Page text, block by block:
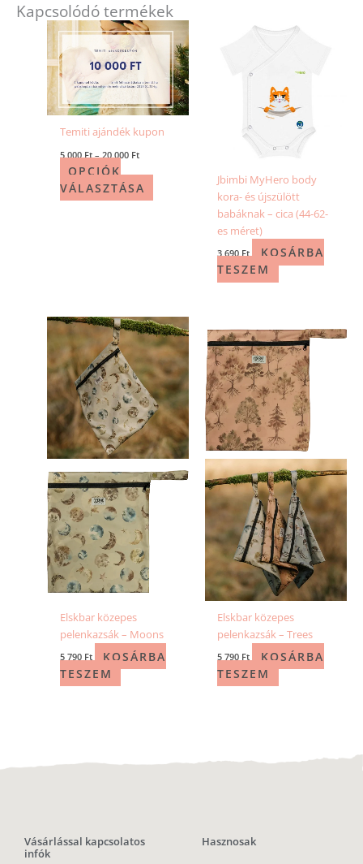
Kapcsolódó termékek
Temiti ajándék kupon
5 000 Ft – 20 000 Ft
Ártartomány:
5
-
20
000 Ft
OPCIÓK
VÁLASZTÁSA
Ennek
a
terméknek
több
variációja
van.
A
termékoldalon
választhatók
Jbimbi MyHero body
kora- és újszülött
babáknak – cica (44-62-
es méret)
3 690 Ft
KOSÁRBA
TESZEM
Elskbar közepes
pelenkazsák – Moons
5 790 Ft
KOSÁRBA
TESZEM
Elskbar közepes
pelenkazsák – Trees
5 790 Ft
KOSÁRBA
TESZEM
Vásárlással kapcsolatos
infók
Hasznosak